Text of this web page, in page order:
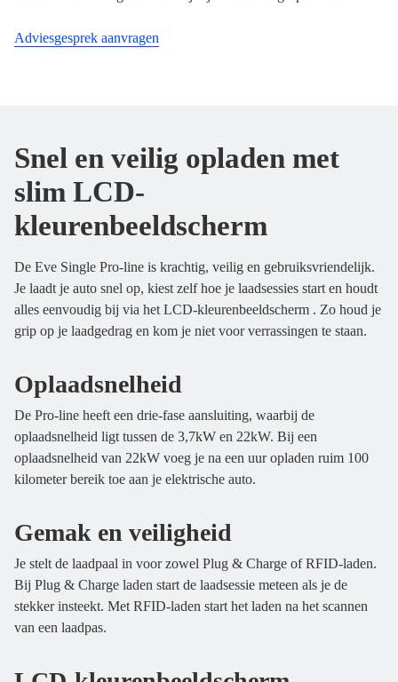
Adviesgesprek aanvragen
Snel en veilig opladen met
slim LCD-
kleurenbeeldscherm
De Eve Single Pro-line is krachtig, veilig en gebruiksvriendelijk.
Je laadt je auto snel op, kiest zelf hoe je laadsessies start en houdt
alles eenvoudig bij via het LCD-kleurenbeeldscherm . Zo houd je
grip op je laadgedrag en kom je niet voor verrassingen te staan.
Oplaadsnelheid
De Pro-line heeft een drie-fase aansluiting, waarbij de
oplaadsnelheid ligt tussen de 3,7kW en 22kW. Bij een
oplaadsnelheid van 22kW voeg je na een uur opladen ruim 100
kilometer bereik toe aan je elektrische auto.
Gemak en veiligheid
Je stelt de laadpaal in voor zowel Plug & Charge of RFID-laden.
Bij Plug & Charge laden start de laadsessie meteen als je de
stekker insteekt. Met RFID-laden start het laden na het scannen
van een laadpas.